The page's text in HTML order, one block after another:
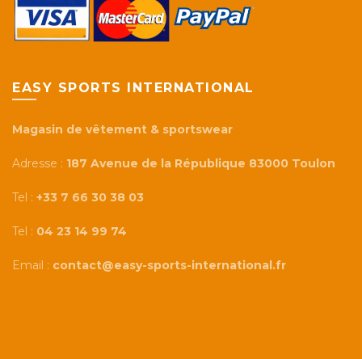
EASY SPORTS INTERNATIONAL
Magasin de vêtement & sportswear
Adresse : 187 Avenue de la République 83000 Toulon
Tel : +33 7 66 30 38 03
Tel : 04 23 14 99 74
Email : contact@easy-sports-international.fr